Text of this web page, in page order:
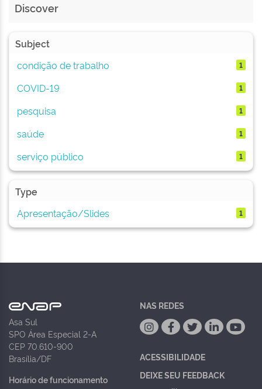
Discover
Subject
condição de trabalho
1
COVID-19 1
pesquisa 1
saúde 1
serviço público 1
Type
Apresentação/Slides
1
Asa Sul
SPO Área Especial 2-A
CEP 70.610-900
Brasília/DF
Horário de funcionamento
NAS REDES
ACESSIBILIDADE
DEIXE SEU FEEDBACK